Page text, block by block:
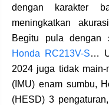
dengan karakter
meningkatkan
Begitu pula dengan
Honda RC213V-S…
2024 juga tidak
(IMU) enam sumbu,
(HESD) 3